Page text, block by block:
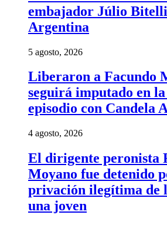
embajador Júlio Bitelli
Argentina
5 agosto, 2026
Liberaron a Facundo
seguirá imputado en
episodio con Candela
4 agosto, 2026
El dirigente peronista
Moyano fue detenido
privación ilegítima de
una joven